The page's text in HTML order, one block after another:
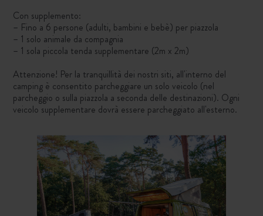
Con supplemento:
– Fino a 6 persone (adulti, bambini e bebè) per piazzola
– 1 solo animale da compagnia
– 1 sola piccola tenda supplementare (2m x 2m)
Attenzione! Per la tranquillità dei nostri siti, all'interno del
camping è consentito parcheggiare un solo veicolo (nel
parcheggio o sulla piazzola a seconda delle destinazioni). Ogni
veicolo supplementare dovrà essere parcheggiato all'esterno.